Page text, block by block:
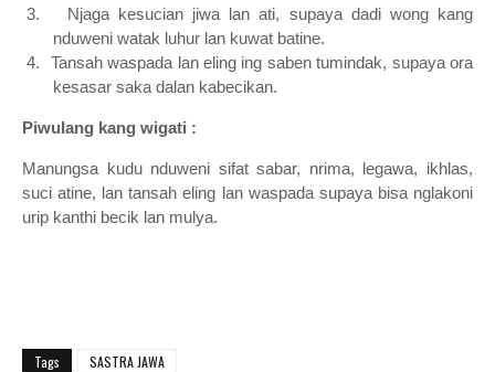
3.
Njaga kesucian jiwa lan ati, supaya dadi wong kang
nduweni watak luhur lan kuwat batine.
4.
Tansah waspada lan eling ing saben tumindak, supaya ora
kesasar saka dalan kabecikan.
Piwulang kang wigati :
Manungsa kudu nduweni sifat sabar, nrima, legawa, ikhlas,
suci atine, lan tansah eling lan waspada supaya bisa nglakoni
urip kanthi becik lan mulya.
Tags SASTRA JAWA